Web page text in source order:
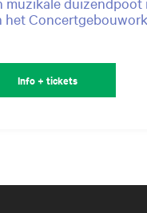
het
Info + tickets